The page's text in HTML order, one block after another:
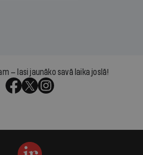
— lasi jaunāko savā laika joslā!